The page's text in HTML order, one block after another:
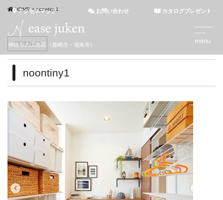
神栖市の工務店（鹿嶋市・潮来市）
アクセスマップ お問い合わせ カタログプレゼント
HOME>noontiny1
2020-11-10
noontiny1